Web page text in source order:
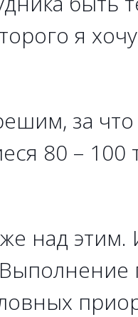
я
за
80 –
над этим.